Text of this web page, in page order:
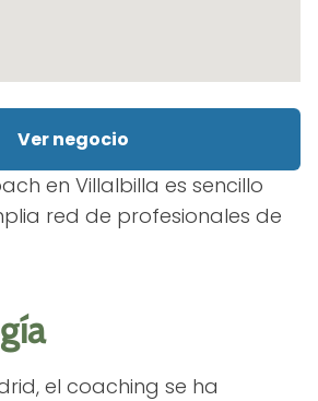
Ver negocio
en Villalbilla es sencillo
red de profesionales de
el coaching se ha